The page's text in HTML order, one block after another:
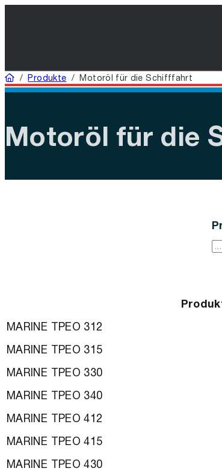
Startseite
/Produkte /Motoröl für die Schifffahrt
Motoröl für die
MARINE TPEO 312
MARINE TPEO 315
MARINE TPEO 330
MARINE TPEO 340
MARINE TPEO 412
MARINE TPEO 415
MARINE TPEO 430